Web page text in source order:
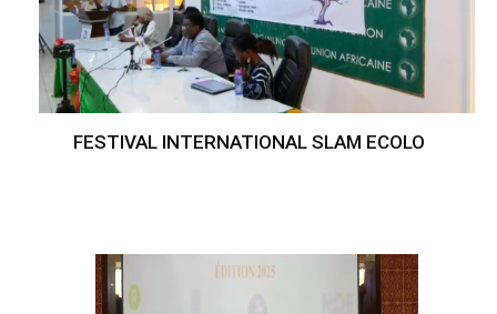
FESTIVAL INTERNATIONAL SLAM ECOLO